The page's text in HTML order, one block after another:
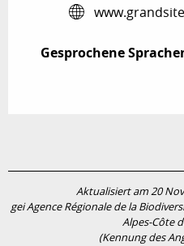
Gesprochene
Gesprochene
Aktualisiert am 20
gei Agence Régionale de la
Alpes-Côte
(Kennung des